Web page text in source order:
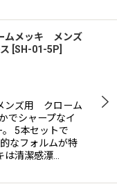
ムメッキ メンズ
SH-01-5P
ズ用 クローム
でシャープなイ
5本セットで
なフォルムが特
清潔感漂…